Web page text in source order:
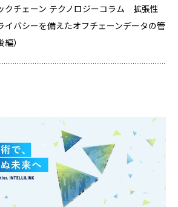
クチェーン テクノロジーコラム 拡張性
イバシーを備えたオフチェーンデータの管
）